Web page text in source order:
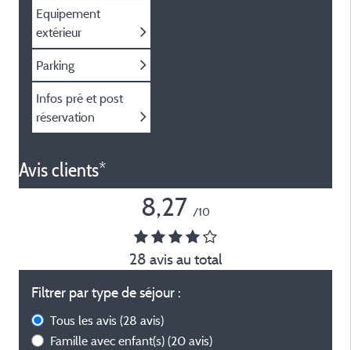
Equipement
extérieur
Parking
Infos pré et post
réservation
Avis clients*
8,27 /10
28 avis au total
Filtrer par type de séjour :
Tous les avis (28 avis)
Famille avec enfant(s) (20 avis)